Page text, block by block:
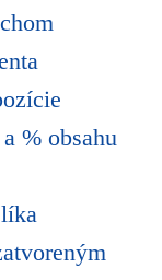
% obsahu